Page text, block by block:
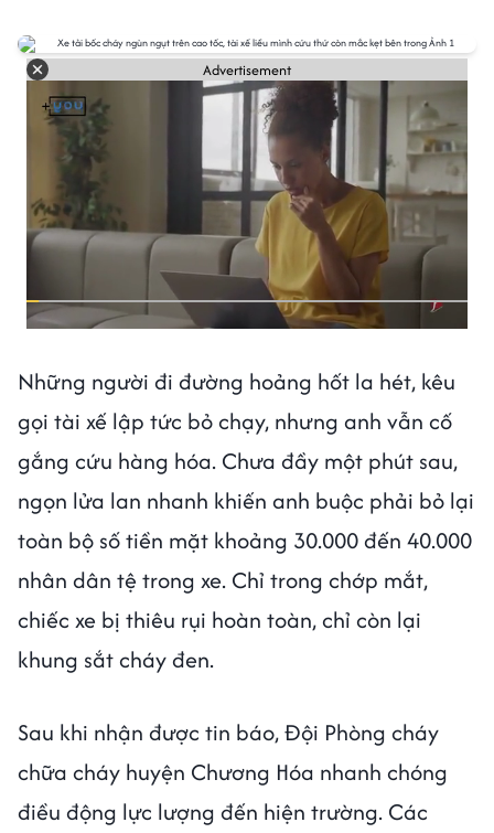
Advertisement
Những người đi đường hoảng hốt la hét, kêu
gọi tài xế lập tức bỏ chạy, nhưng anh vẫn cố
gắng cứu hàng hóa. Chưa đầy một phút sau,
ngọn lửa lan nhanh khiến anh buộc phải bỏ lại
toàn bộ số tiền mặt khoảng 30.000 đến 40.000
nhân dân tệ trong xe. Chỉ trong chớp mắt,
chiếc xe bị thiêu rụi hoàn toàn, chỉ còn lại
khung sắt cháy đen.
Sau khi nhận được tin báo, Đội Phòng cháy
chữa cháy huyện Chương Hóa nhanh chóng
điều động lực lượng đến hiện trường. Các